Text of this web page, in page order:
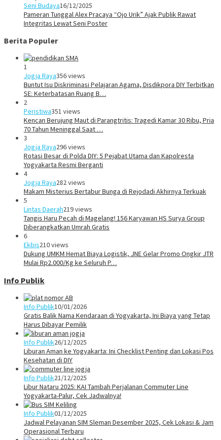
Seni Budaya16/12/2025
Pameran Tunggal Alex Pracaya “Ojo Urik” Ajak Publik Rawat
Integritas Lewat Seni Poster
Berita Populer
1
Jogja Raya356 views
Buntut Isu Diskriminasi Pelajaran Agama, Disdikpora DIY Terbitkan
SE: Keterbatasan Ruang B…
2
Peristiwa351 views
Kencan Berujung Maut di Parangtritis: Tragedi Kamar 30 Ribu, Pria
70 Tahun Meninggal Saat …
3
Jogja Raya296 views
Rotasi Besar di Polda DIY: 5 Pejabat Utama dan Kapolresta
Yogyakarta Resmi Berganti
4
Jogja Raya282 views
Makam Misterius Bertabur Bunga di Rejodadi Akhirnya Terkuak
5
Lintas Daerah219 views
Tangis Haru Pecah di Magelang! 156 Karyawan HS Surya Group
Diberangkatkan Umrah Gratis
6
Ekbis210 views
Dukung UMKM Hemat Biaya Logistik, JNE Gelar Promo Ongkir JTR
Mulai Rp2.000/Kg ke Seluruh P…
Info Publik
Info Publik10/01/2026
Gratis Balik Nama Kendaraan di Yogyakarta, Ini Biaya yang Tetap
Harus Dibayar Pemilik
Info Publik26/12/2025
Liburan Aman ke Yogyakarta: Ini Checklist Penting dan Lokasi Pos
Kesehatan di DIY
Info Publik21/12/2025
Libur Nataru 2025: KAI Tambah Perjalanan Commuter Line
Yogyakarta-Palur, Cek Jadwalnya!
Info Publik01/12/2025
Jadwal Pelayanan SIM Sleman Desember 2025, Cek Lokasi & Jam
Operasional Terbaru